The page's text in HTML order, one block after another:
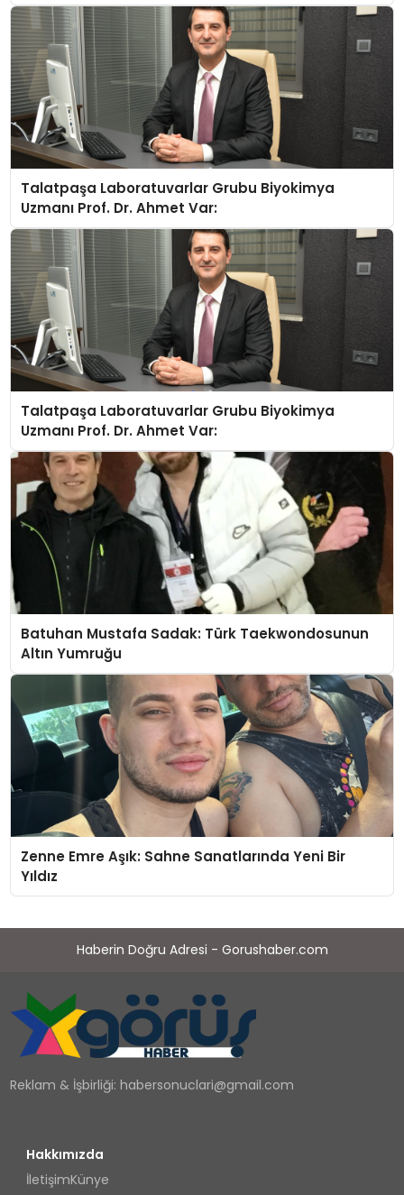
Talatpaşa Laboratuvarlar Grubu Biyokimya
Uzmanı Prof. Dr. Ahmet Var:
Talatpaşa Laboratuvarlar Grubu Biyokimya
Uzmanı Prof. Dr. Ahmet Var:
Batuhan Mustafa Sadak: Türk Taekwondosunun
Altın Yumruğu
Zenne Emre Aşık: Sahne Sanatlarında Yeni Bir
Yıldız
Haberin Doğru Adresi - Gorushaber.com
Reklam & İşbirliği:habersonuclari@gmail.com
Hakkımızda
İletişimKünye